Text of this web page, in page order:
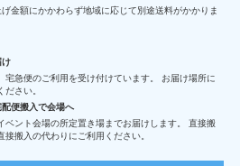
金額にかかわらず地域に応じて別途送料がかかりま
け
宅急便のご利用を受け付けています。 お届け場所に
さい。
便搬入で会場へ
ベント会場の所定置き場までお届けします。 直接搬
搬入の代わりにご利用ください。